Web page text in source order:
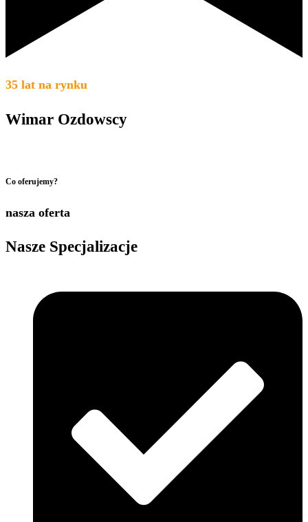
35 lat na rynku
Wimar Ozdowscy
Co oferujemy?
nasza oferta
Nasze Specjalizacje